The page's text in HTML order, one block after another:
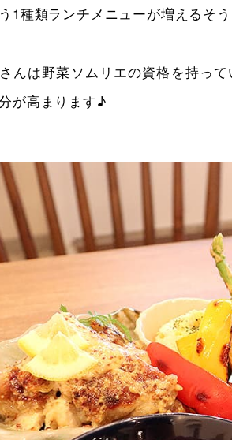
1種類ランチメニューが増えるそう
んは野菜ソムリエの資格を持っ
が高まります♪